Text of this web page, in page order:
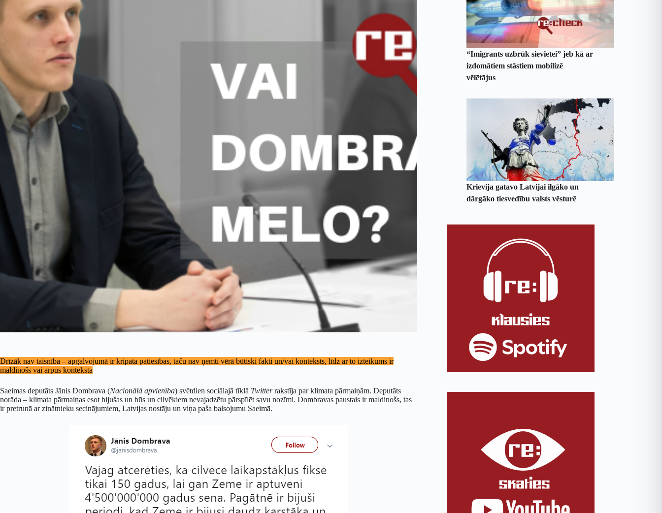
Drīzāk nav taisnība – apgalvojumā ir kripata patiesības, taču nav ņemti vērā būtiski fakti un/vai konteksts, līdz ar to izteikums ir
maldinošs vai ārpus konteksta
Saeimas deputāts Jānis Dombrava (Nacionālā apvienība) svētdien sociālajā tīklā Twitterrakstīja par klimata pārmaiņām. Deputāts
norāda – klimata pārmaiņas esot bijušas un būs un cilvēkiem nevajadzētu pārspīlēt savu nozīmi. Dombravas paustais ir maldinošs, tas
ir pretrunā ar zinātnieku secinājumiem, Latvijas nostāju un viņa paša balsojumu Saeimā.
“Imigrants uzbrūk sievietei” jeb kā ar
izdomātiem stāstiem mobilizē
vēlētājus
Krievija gatavo Latvijai ilgāko un
dārgāko tiesvedību valsts vēsturē